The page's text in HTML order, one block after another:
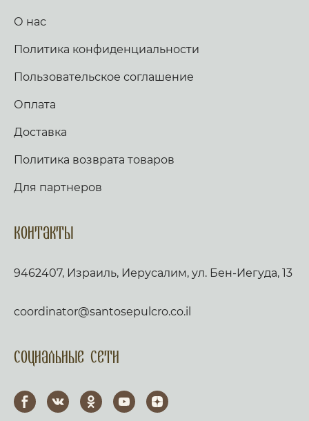
О нас
Политика конфиденциальности
Пользовательское соглашение
Оплата
Доставка
Политика возврата товаров
Для партнеров
Контакты
9462407, Израиль, Иерусалим, ул. Бен-Иегуда, 13
coordinator@santosepulcro.co.il
Социальные сети